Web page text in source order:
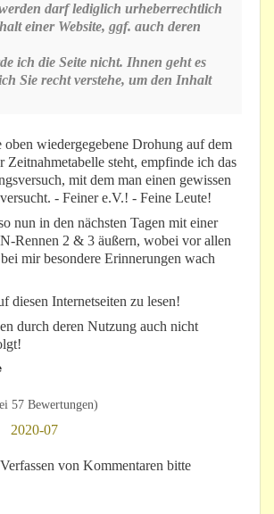
darf lediglich urheberrechtlich
einer Website, ggf. auch deren
ich die Seite nicht. Ihnen geht es
Sie recht verstehe, um den Inhalt
oben wiedergegebene Drohung auf dem
Zeitnahmetabelle steht, empfinde ich das
mit dem man einen gewissen
- Feiner e.V.! - Feine Leute!
nun in den nächsten Tagen mit einer
Rennen 2 & 3 äußern, wobei vor allen
mir besondere Erinnerungen wach
diesen Internetseiten zu lesen!
durch deren Nutzung auch nicht
57 Bewertungen)
2020-07
Beispiel: Was ist urheberrechtlich
von Kommentaren bitte